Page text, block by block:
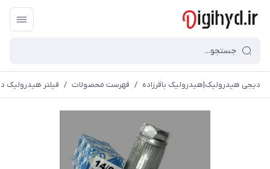
دیجی هیدرولیک|هیدرولیک باقرزاده / فهرست محصولات / فیلتر هیدرولیک داخل